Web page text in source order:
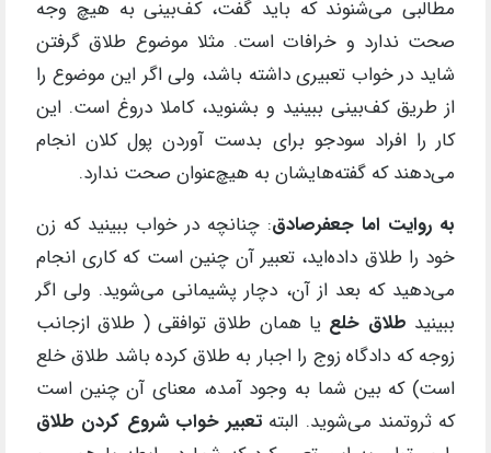
مطالبی می‌شنوند که باید گفت، کف‌بینی به هیچ وجه
صحت ندارد و خرافات است. مثلا موضوع طلاق گرفتن
شاید در خواب تعبیری داشته باشد، ولی اگر این موضوع را
از طریق کف‌بینی ببینید و بشنوید، کاملا دروغ است. این
کار را افراد سو‌د‌جو برای بدست آوردن پول کلان انجام
می‌دهند که گفته‌هایشان به هیچ‌عنوان صحت ندارد.
به روایت اما جعفر‌صادق: چنانچه در خواب ببینید که زن
خود را طلاق داده‌اید، تعبیر آن چنین است که کاری انجام
می‌دهید که بعد از آن، دچار پشیمانی می‌شوید. ولی اگر
ببینید طلاق خلع یا همان طلاق توافقی ( طلاق ازجانب
زوجه که دادگاه زوج را اجبار به طلاق کرده باشد طلاق خلع
است) که بین شما به‌ وجود آمده، معنای آن چنین است
که ثروتمند می‌شوید. البته تعبیر خواب شروع کردن طلاق